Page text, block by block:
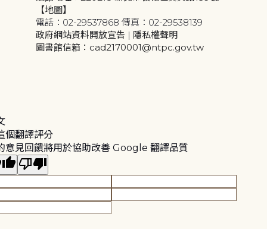
【地圖】
電話：02-29537868 傳真：02-29538139
政府網站資料開放宣告 | 隱私權聲明
圖書館信箱：cad2170001@ntpc.gov.tw
個翻譯評分
意見回饋將用於協助改善 Google 翻譯品質